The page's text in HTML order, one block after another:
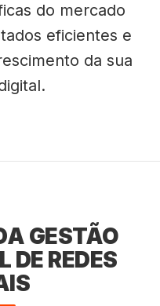
do mercado
eficientes e
da sua
GESTÃO
DE REDES